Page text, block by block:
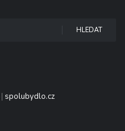
HLEDAT
| spolubydlo.cz